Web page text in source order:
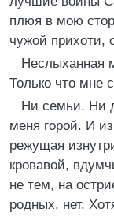
плюя в мою
чужой прихоти,
Неслыханная
Только что мне
Ни семьи. Ни
меня горой. И
режущая
кровавой,
не тем, на
родных, нет.